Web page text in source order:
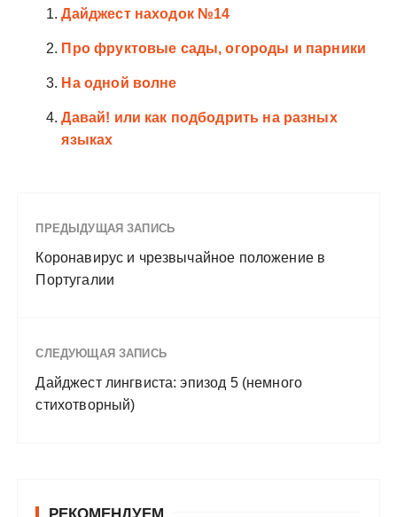
Дайджест находок №14
Про фруктовые сады, огороды и парники
На одной волне
Давай! или как подбодрить на разных
языках
ПРЕДЫДУЩАЯ ЗАПИСЬ
Коронавирус и чрезвычайное положение в
Португалии
СЛЕДУЮЩАЯ ЗАПИСЬ
Дайджест лингвиста: эпизод 5 (немного
стихотворный)